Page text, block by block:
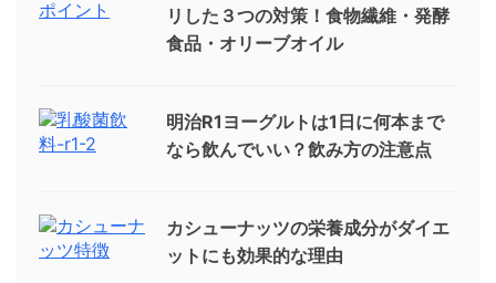
リした３つの対策！食物繊維・発酵
食品・オリーブオイル
明治R1ヨーグルトは1日に何本まで
なら飲んでいい？飲み方の注意点
カシューナッツの栄養成分がダイエ
ットにも効果的な理由